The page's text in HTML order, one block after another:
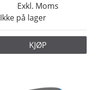
Exkl. Moms
Ikke på lager
KJØP